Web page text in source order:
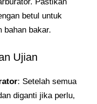
betul untuk
bahan bakar.
Ujian
: Setelah semua
diganti jika perlu,